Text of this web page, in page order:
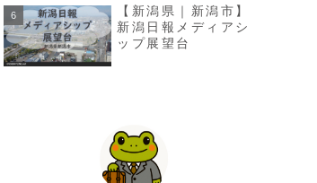
【新潟県｜新潟市】
新潟日報メディアシ
ップ展望台